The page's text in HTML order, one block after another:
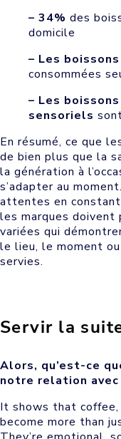
– 34% des
domicile
– Les
consommées
– Les
sensoriels
En résumé, ce que
de bien plus que la
la génération à
s’adapter au
attentes en
les marques
variées qui
le lieu, le moment
servies.
Servir la
Alors, qu’est-ce
notre relation avec
It shows that coffee,
become more than